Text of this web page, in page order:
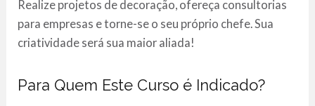
Realize projetos de decoração, ofereça consultorias
para empresas e torne-se o seu próprio chefe. Sua
criatividade será sua maior aliada!
Para Quem Este Curso é Indicado?